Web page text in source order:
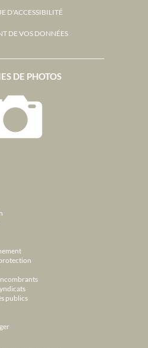
publics
DE PHOTOS
D'ACCESSIBILITÉ
DE VOS DONNÉES